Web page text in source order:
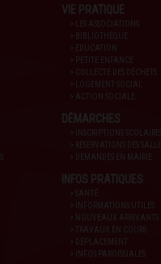
VIE PRATIQUE
> LES ASSOCIATIONS
> BIBLIOTHÈQUE
> EDUCATION
> PETITE ENFANCE
> LOGEMENT SOCIAL
> ACTION SOCIALE
DÉMARCHES
> INSCRIPTIONS SCOLAIRES
> RÉSERVATIONS DES SALLES
> DEMANDES EN MAIRIE
INFOS PRATIQUES
> SANTÉ
> INFORMATIONS UTILES
> NOUVEAUX ARRIVANTS
> TRAVAUX EN COURS
> DÉPLACEMENT
> INFOS PAROISSIALES